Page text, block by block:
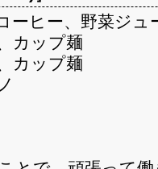
ーヒー、野菜ジュ
カップ麺
カップ麺